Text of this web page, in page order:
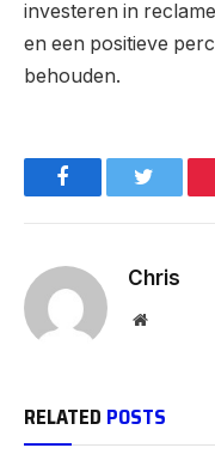
investeren in
en een positieve
behouden.
Facebook
Chris
Website
RELATED POSTS